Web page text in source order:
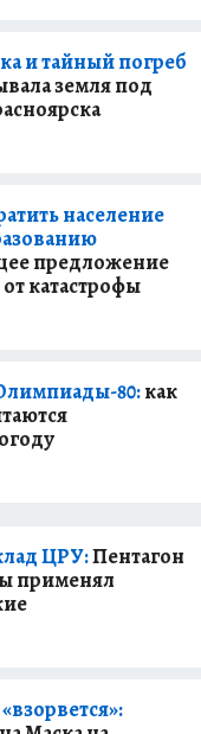
и тайный погреб
земля под
население
предложение
катастрофы
80:как
ЦРУ:Пентагон
применял